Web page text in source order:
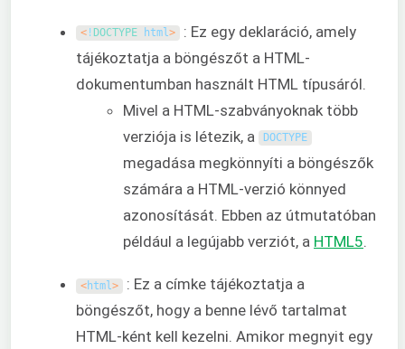
<! DOCTYPE html> : Ez egy deklaráció, amely
tájékoztatja a böngészőt a HTML-
dokumentumban használt HTML típusáról.
Mivel a HTML-szabványoknak több
verziója is létezik, a
DOCTYPE
megadása megkönnyíti a böngészők
számára a HTML-verzió könnyed
azonosítását. Ebben az útmutatóban
például a legújabb verziót, a HTML5
<html> : Ez a címke tájékoztatja a
böngészőt, hogy a benne lévő tartalmat
HTML-ként kell kezelni. Amikor megnyit egy